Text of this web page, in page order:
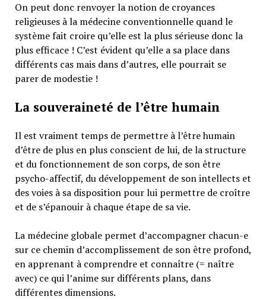
On peut donc renvoyer la notion de croyances
religieuses à la médecine conventionnelle quand le
système fait croire qu’elle est la plus sérieuse donc la
plus efficace ! C’est évident qu’elle a sa place dans
différents cas mais dans d’autres, elle pourrait se
parer de modestie !
La souveraineté de l’être humain
Il est vraiment temps de permettre à l’être humain
d’être de plus en plus conscient de lui, de la structure
et du fonctionnement de son corps, de son être
psycho-affectif, du développement de son intellects et
des voies à sa disposition pour lui permettre de croître
et de s’épanouir à chaque étape de sa vie.
La médecine globale permet d’accompagner chacun-e
sur ce chemin d’accomplissement de son être profond,
en apprenant à comprendre et connaître (= naître
avec) ce qui l’anime sur différents plans, dans
différentes dimensions.